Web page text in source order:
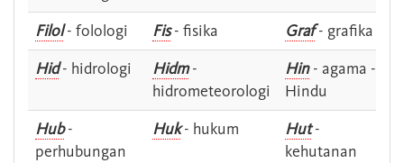
Filol- folologi Fis- fisika Graf- grafika
Hid- hidrologi Hidm-
hidrometeorologi
Hin- agama -
Hindu
Hub-
perhubungan
Huk- hukum Hut-
kehutanan